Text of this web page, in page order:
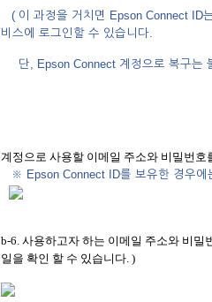
( 이 과정을 거치면 Epson Connect ID
비스에 로그인할 수 있습니다.
단, Epson Connect 계정으로 복구는
계정으로 사용할 이메일 주소와 비밀번
※ Epson Connect ID를 보유한 경우에
b-6. 사용하고자 하는 이메일 주소와 비밀
일을 확인 할 수 있습니다. )